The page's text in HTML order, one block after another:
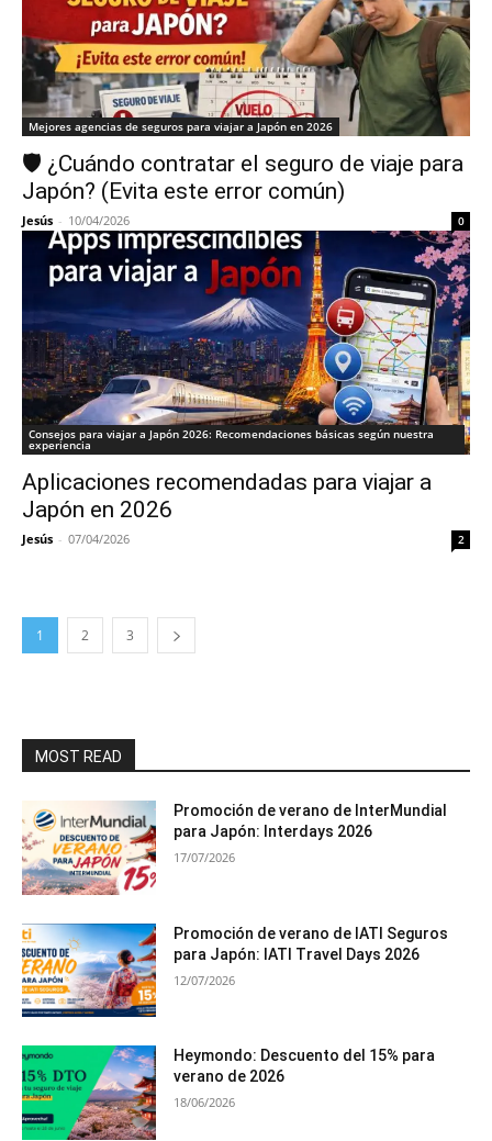
Mejores agencias de seguros para viajar a Japón en 2026
🛡️ ¿Cuándo contratar el seguro de viaje para
Japón? (Evita este error común)
Jesús - 10/04/2026 0
Consejos para viajar a Japón 2026: Recomendaciones básicas según nuestra
experiencia
Aplicaciones recomendadas para viajar a
Japón en 2026
Jesús - 07/04/2026 2
1 2 3
MOST READ
Promoción de verano de InterMundial
para Japón: Interdays 2026
17/07/2026
Promoción de verano de IATI Seguros
para Japón: IATI Travel Days 2026
12/07/2026
Heymondo: Descuento del 15% para
verano de 2026
18/06/2026